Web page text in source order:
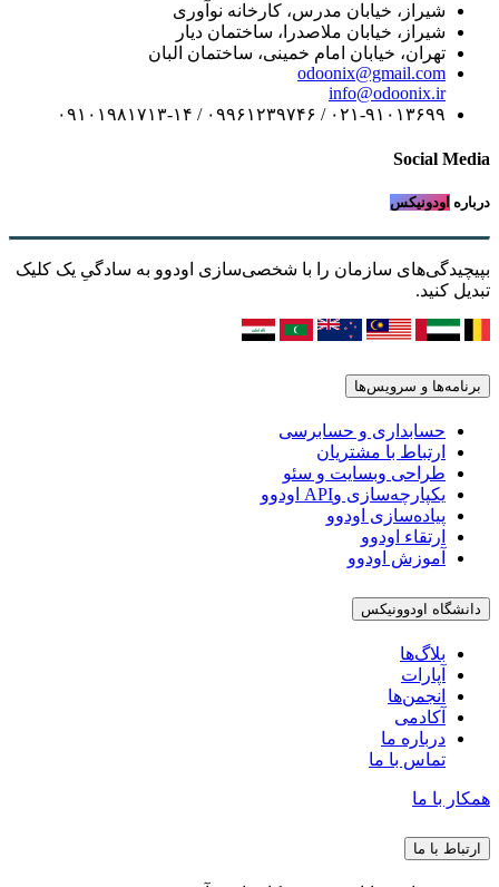
شیراز، خیابان مدرس، کارخانه نوآوری
شیراز، خیابان ملاصدرا، ساختمان دیار
تهران، خیابان امام خمینی، ساختمان البان
odoonix@gmail.com
info@odoonix.ir
۰۲۱-۹۱۰۱۳۶۹۹ / ۰۹۹۶۱۲۳۹۷۴۶ / ۰۹۱۰۱۹۸۱۷۱۳-۱۴
Social Media
درباره اودونیکس
بپیچیدگی‌های سازمان را با شخصی‌سازی اودوو به سادگیِ یک کلیک
تبدیل کنید.
برنامه‌ها و سرویس‌ها
حسابداری و حسابرسی
ارتباط با مشتریان
طراحی وبسایت و سئو
یکپارچه‌سازی وAPI اودوو
پیاده‌سازی اودوو
ارتقاء اودوو
آموزش اودوو
دانشگاه اودوونیکس
بلاگ‌ها
آپارات
انجمن‌ها
آکادمی
درباره ما
تماس با ما
همکار با ما
ارتباط با ما